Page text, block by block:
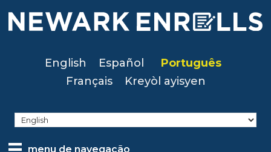
Skip
English Español
Português
Français
Kreyòl ayisyen
menu de navegação